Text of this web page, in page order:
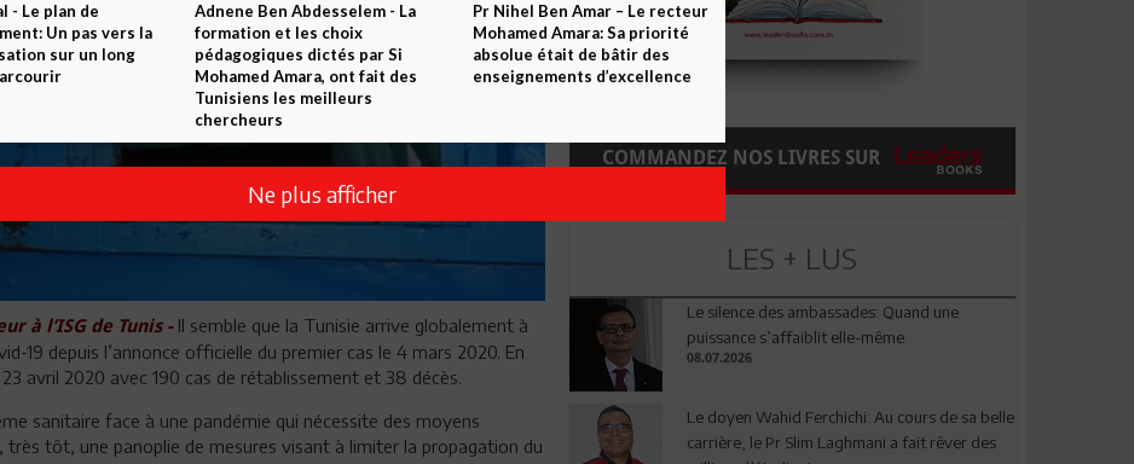
à l’ISG de Tunis - Il semble que la Tunisie arrive globalement à
19 depuis l’annonce officielle du premier cas le 4 mars 2020. En
avril 2020 avec 190 cas de rétablissement et 38 décès.
sanitaire face à une pandémie qui nécessite des moyens
tôt, une panoplie de mesures visant à limiter la propagation du
COMMANDEZ NOS LIVRES SUR
LES + LUS
Le silence des ambassades: Quand une
puissance s’affaiblit elle-même
08.07.2026
Le doyen Wahid Ferchichi: Au cours de sa belle
carrière, le Pr Slim Laghmani a fait rêver des
- Le plan de
Un pas vers la
sur un long
Adnene Ben Abdesselem - La
formation et les choix
pédagogiques dictés par Si
Mohamed Amara, ont fait des
Tunisiens les meilleurs
chercheurs
Pr Nihel Ben Amar – Le recteur
Mohamed Amara: Sa priorité
absolue était de bâtir des
enseignements d’excellence
Ne plus afficher